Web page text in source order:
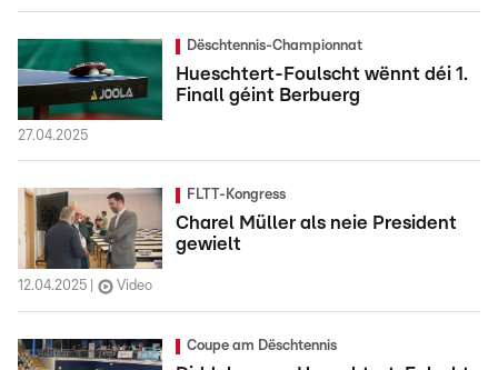
Dëschtennis-Championnat
Hueschtert-Foulscht wënnt déi 1.
Finall géint Berbuerg
27.04.2025
FLTT-Kongress
Charel Müller als neie President
gewielt
12.04.2025 Video
Coupe am Dëschtennis